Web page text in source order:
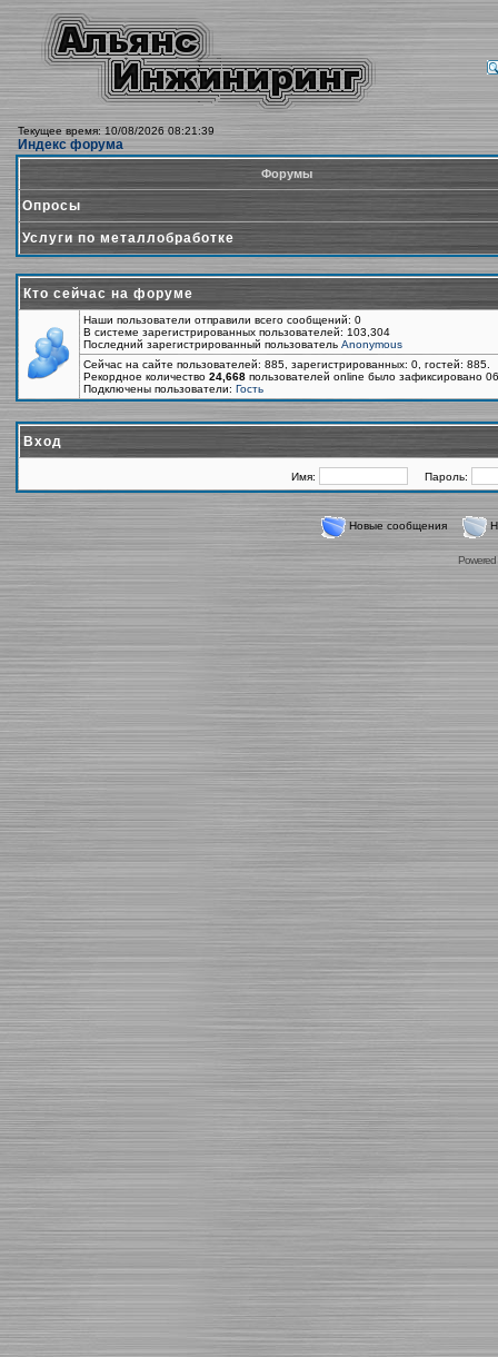
Текущее время: 10/08/2026 08:21:39
Индекс форума
Форумы
Опросы
Услуги по металлобработке
Кто сейчас на форуме
Наши пользователи отправили всего сообщений: 0
В системе зарегистрированных пользователей: 103,304
Последний зарегистрированный пользователь Anonymous
Сейчас на сайте пользователей: 885, зарегистрированных: 0, гостей:
Рекордное количество 24,668 пользователей online было зафиксировано
Подключены пользователи: Гость
Вход
Имя: Пароль:
Новые сообщения